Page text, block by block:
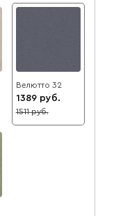
Велютто 32
1389
8
1511